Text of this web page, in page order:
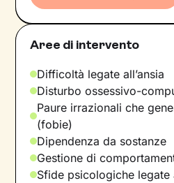
Aree di intervento
Difficoltà legate all’ansia
Disturbo ossessivo-
Paure irrazionali che
(fobie)
Dipendenza da sostanze
Gestione di
Sfide psicologiche legate